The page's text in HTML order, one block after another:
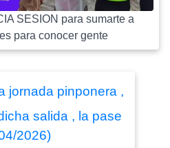
SESION para sumarte a
para conocer gente
jornada pinponera ,
salida , la pase
2026)